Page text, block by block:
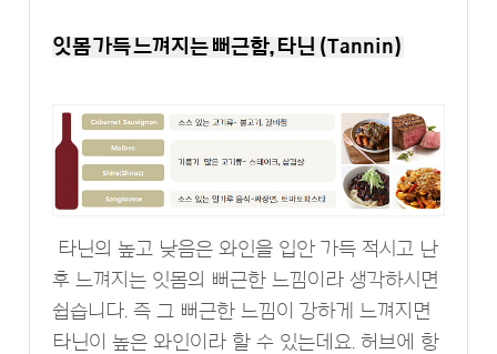
잇몸 가득 느껴지는 뻐근함, 타닌 (Tannin)
타닌의 높고 낮음은 와인을 입안 가득 적시고 난
후 느껴지는 잇몸의 뻐근한 느낌이라 생각하시면
쉽습니다. 즉 그 뻐근한 느낌이 강하게 느껴지면
타닌이 높은 와인이라 할 수 있는데요. 허브에 항